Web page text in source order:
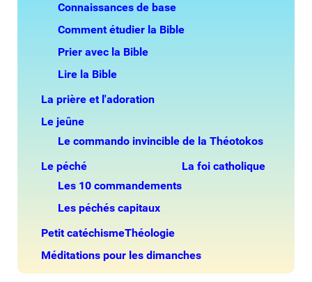
Connaissances de base
Comment étudier la Bible
Prier avec la Bible
Lire la Bible
La prière et l'adoration
Le jeûne
Le commando invincible de la Théotokos
Le péché
Les 10 commandements
Les péchés capitaux
La foi catholique
Petit catéchismeThéologie
Méditations pour les dimanches